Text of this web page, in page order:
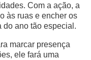
Com a ação, a
às ruas e encher os
do ano tão especial.
marcar presença
ele fará uma